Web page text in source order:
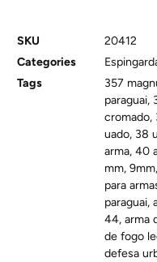
SKU
20412
Categories
Tags
357
paraguai,
cromado,
uado, 38
arma,40
mm,9mm
para
paraguai,
44,arma
de fogo
defesa